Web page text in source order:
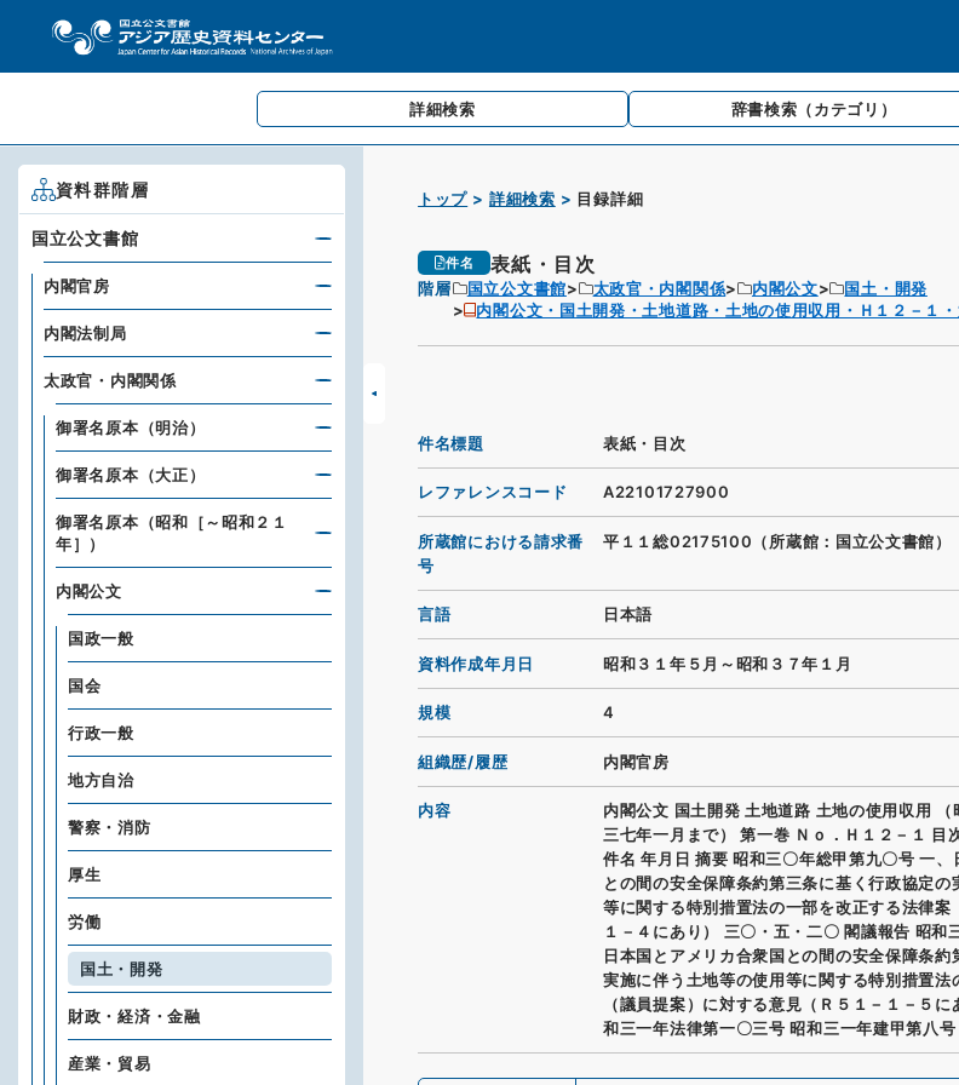
詳細検索 辞書検索 （カテゴリ）
トップ 詳細検索 目録詳細
件名 表紙・目次
階層 国立公文書館 太政官・内閣関係 内閣公文
国土・開発
内閣公文・国土開発・土地道路・土地の使用収用・Ｈ１２－１
件名標題 表紙・目次
レファレンスコード A22101727900
所蔵館における請求番
号
平１１総02175100（所蔵館：国立公文書館）
言語 日本語
資料作成年月日 昭和３１年５月～昭和３７年１月
規模 4
組織歴/履歴 内閣官房
内容
内閣公文 国土開発 土地道路 土地の使用収用
三七年一月まで） 第一巻 Ｎｏ．Ｈ１２－１ 目
件名 年月日 摘要 昭和三〇年総甲第九〇号 一、
との間の安全保障条約第三条に基く行政協定の
等に関する特別措置法の一部を改正する法律案
１－４にあり） 三〇・五・二〇 閣議報告 昭和
日本国とアメリカ合衆国との間の安全保障条
実施に伴う土地等の使用等に関する特別措置法
（議員提案）に対する意見（Ｒ５１－１－５
和三一年法律第一〇三号 昭和三一年建甲第八号
資料群階層
国立公文書館
内閣官房
内閣法制局
太政官・内閣関係
御署名原本（明治）
御署名原本（大正）
御署名原本（昭和［～昭和２１
年］）
内閣公文
国政一般
国会
行政一般
地方自治
警察・消防
厚生
労働
国土・開発
財政・経済・金融
産業・貿易